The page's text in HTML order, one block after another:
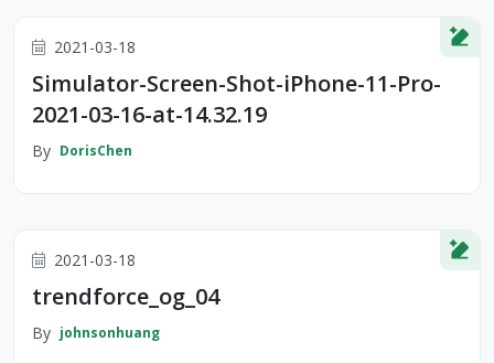
2021-03-18
Simulator-Screen-Shot-iPhone-11-Pro-
2021-03-16-at-14.32.19
By DorisChen
2021-03-18
trendforce_og_04
By johnsonhuang